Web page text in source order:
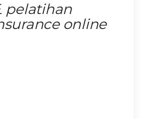
pelatihan
online